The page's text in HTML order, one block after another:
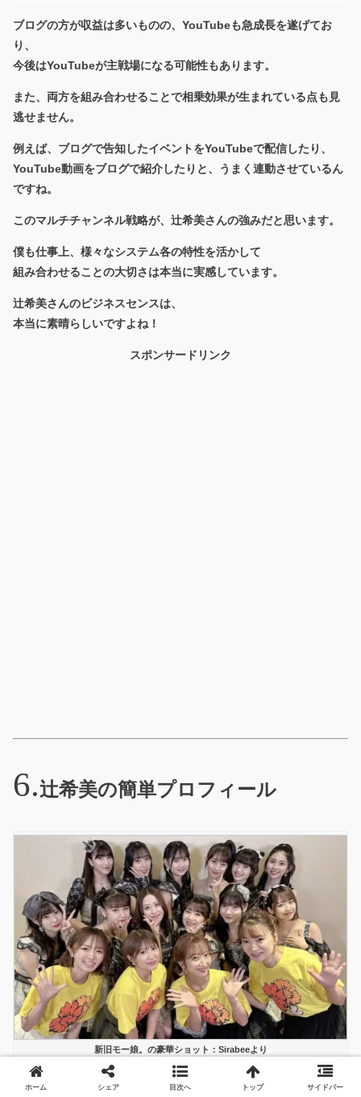
ブログの方が収益は多いものの、YouTubeも急成長を遂げてお
り、
今後はYouTubeが主戦場になる可能性もあります。
また、両方を組み合わせることで相乗効果が生まれている点も見
逃せません。
例えば、ブログで告知したイベントをYouTubeで配信したり、
YouTube動画をブログで紹介したりと、うまく連動させているん
ですね。
このマルチチャンネル戦略が、辻希美さんの強みだと思います。
僕も仕事上、様々なシステム各の特性を活かして
組み合わせることの大切さは本当に実感しています。
辻希美さんのビジネスセンスは、
本当に素晴らしいですよね！
スポンサードリンク
辻希美の簡単プロフィール
新旧モー娘。の豪華ショット：Sirabeeより
年齢や生年月日は？
ホーム シェア 目次へ トップ サイドバー